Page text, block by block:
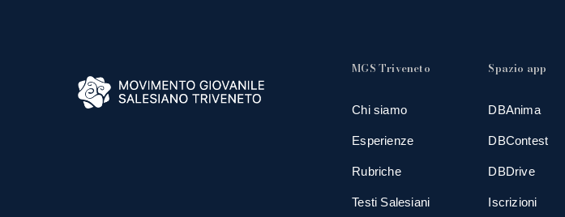
MGS Triveneto
Chi siamo
Esperienze
Rubriche
Testi Salesiani
Spazio app
DBAnima
DBContest
DBDrive
Iscrizioni